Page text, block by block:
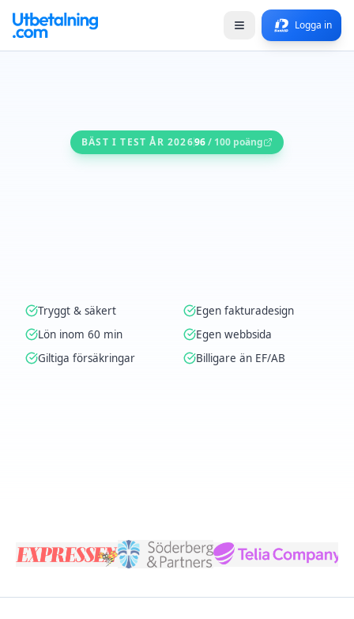
Logga in
BÄST I TEST ÅR 202696/ 100 poäng
Tryggt & säkert
Egen fakturadesign
Lön inom 60 min
Egen webbsida
Giltiga försäkringar
Billigare än EF/AB